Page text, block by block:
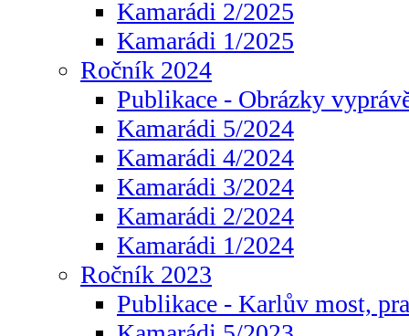
Kamarádi 2/2025
Kamarádi 1/2025
Ročník 2024
Publikace - Obrázky
Kamarádi 5/2024
Kamarádi 4/2024
Kamarádi 3/2024
Kamarádi 2/2024
Kamarádi 1/2024
Ročník 2023
Publikace - Karlův most,